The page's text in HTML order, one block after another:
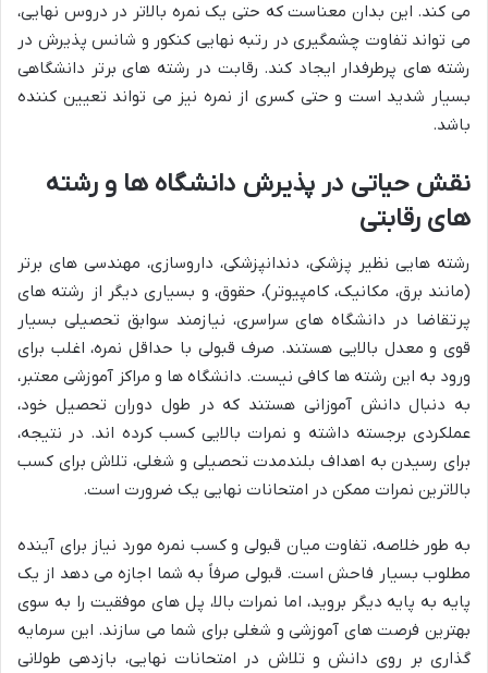
می کند. این بدان معناست که حتی یک نمره بالاتر در دروس نهایی،
می تواند تفاوت چشمگیری در رتبه نهایی کنکور و شانس پذیرش در
رشته های پرطرفدار ایجاد کند. رقابت در رشته های برتر دانشگاهی
بسیار شدید است و حتی کسری از نمره نیز می تواند تعیین کننده
باشد.
نقش حیاتی در پذیرش دانشگاه ها و رشته
های رقابتی
رشته هایی نظیر پزشکی، دندانپزشکی، داروسازی، مهندسی های برتر
(مانند برق، مکانیک، کامپیوتر)، حقوق، و بسیاری دیگر از رشته های
پرتقاضا در دانشگاه های سراسری، نیازمند سوابق تحصیلی بسیار
قوی و معدل بالایی هستند. صرف قبولی با حداقل نمره، اغلب برای
ورود به این رشته ها کافی نیست. دانشگاه ها و مراکز آموزشی معتبر،
به دنبال دانش آموزانی هستند که در طول دوران تحصیل خود،
عملکردی برجسته داشته و نمرات بالایی کسب کرده اند. در نتیجه،
برای رسیدن به اهداف بلندمدت تحصیلی و شغلی، تلاش برای کسب
بالاترین نمرات ممکن در امتحانات نهایی یک ضرورت است.
به طور خلاصه، تفاوت میان قبولی و کسب نمره مورد نیاز برای آینده
مطلوب بسیار فاحش است. قبولی صرفاً به شما اجازه می دهد از یک
پایه به پایه دیگر بروید، اما نمرات بالا، پل های موفقیت را به سوی
بهترین فرصت های آموزشی و شغلی برای شما می سازند. این سرمایه
گذاری بر روی دانش و تلاش در امتحانات نهایی، بازدهی طولانی